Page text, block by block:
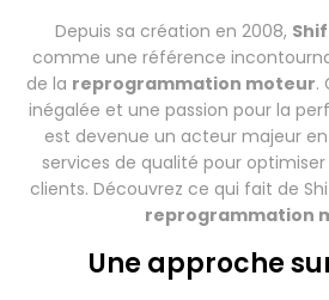
Depuis sa création en 2008,
comme une référence
de la reprogrammation moteur.
inégalée et une passion pour la
est devenue un acteur majeur
services de qualité pour
clients. Découvrez ce qui fait de
reprogrammation
Une approche